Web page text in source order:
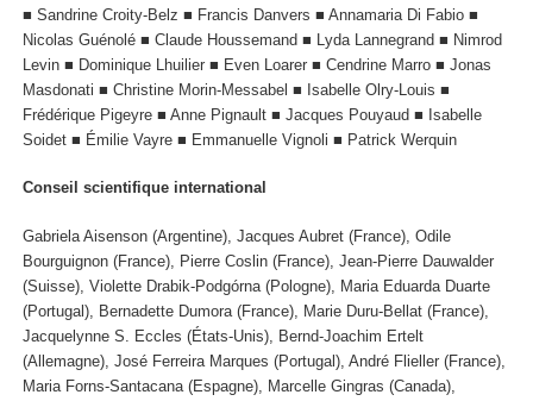
■ Sandrine Croity-Belz ■ Francis Danvers ■ Annamaria Di Fabio ■
Nicolas Guénolé ■ Claude Houssemand ■ Lyda Lannegrand ■ Nimrod
Levin ■ Dominique Lhuilier ■ Even Loarer ■ Cendrine Marro ■ Jonas
Masdonati ■ Christine Morin-Messabel ■ Isabelle Olry-Louis ■
Frédérique Pigeyre ■ Anne Pignault ■ Jacques Pouyaud ■ Isabelle
Soidet ■ Émilie Vayre ■ Emmanuelle Vignoli ■ Patrick Werquin
Conseil scientifique international
Gabriela Aisenson (Argentine), Jacques Aubret (France), Odile
Bourguignon (France), Pierre Coslin (France), Jean-Pierre Dauwalder
(Suisse), Violette Drabik-Podgórna (Pologne), Maria Eduarda Duarte
(Portugal), Bernadette Dumora (France), Marie Duru-Bellat (France),
Jacquelynne S. Eccles (États-Unis), Bernd-Joachim Ertelt
(Allemagne), José Ferreira Marques (Portugal), André Flieller (France),
Maria Forns-Santacana (Espagne), Marcelle Gingras (Canada),